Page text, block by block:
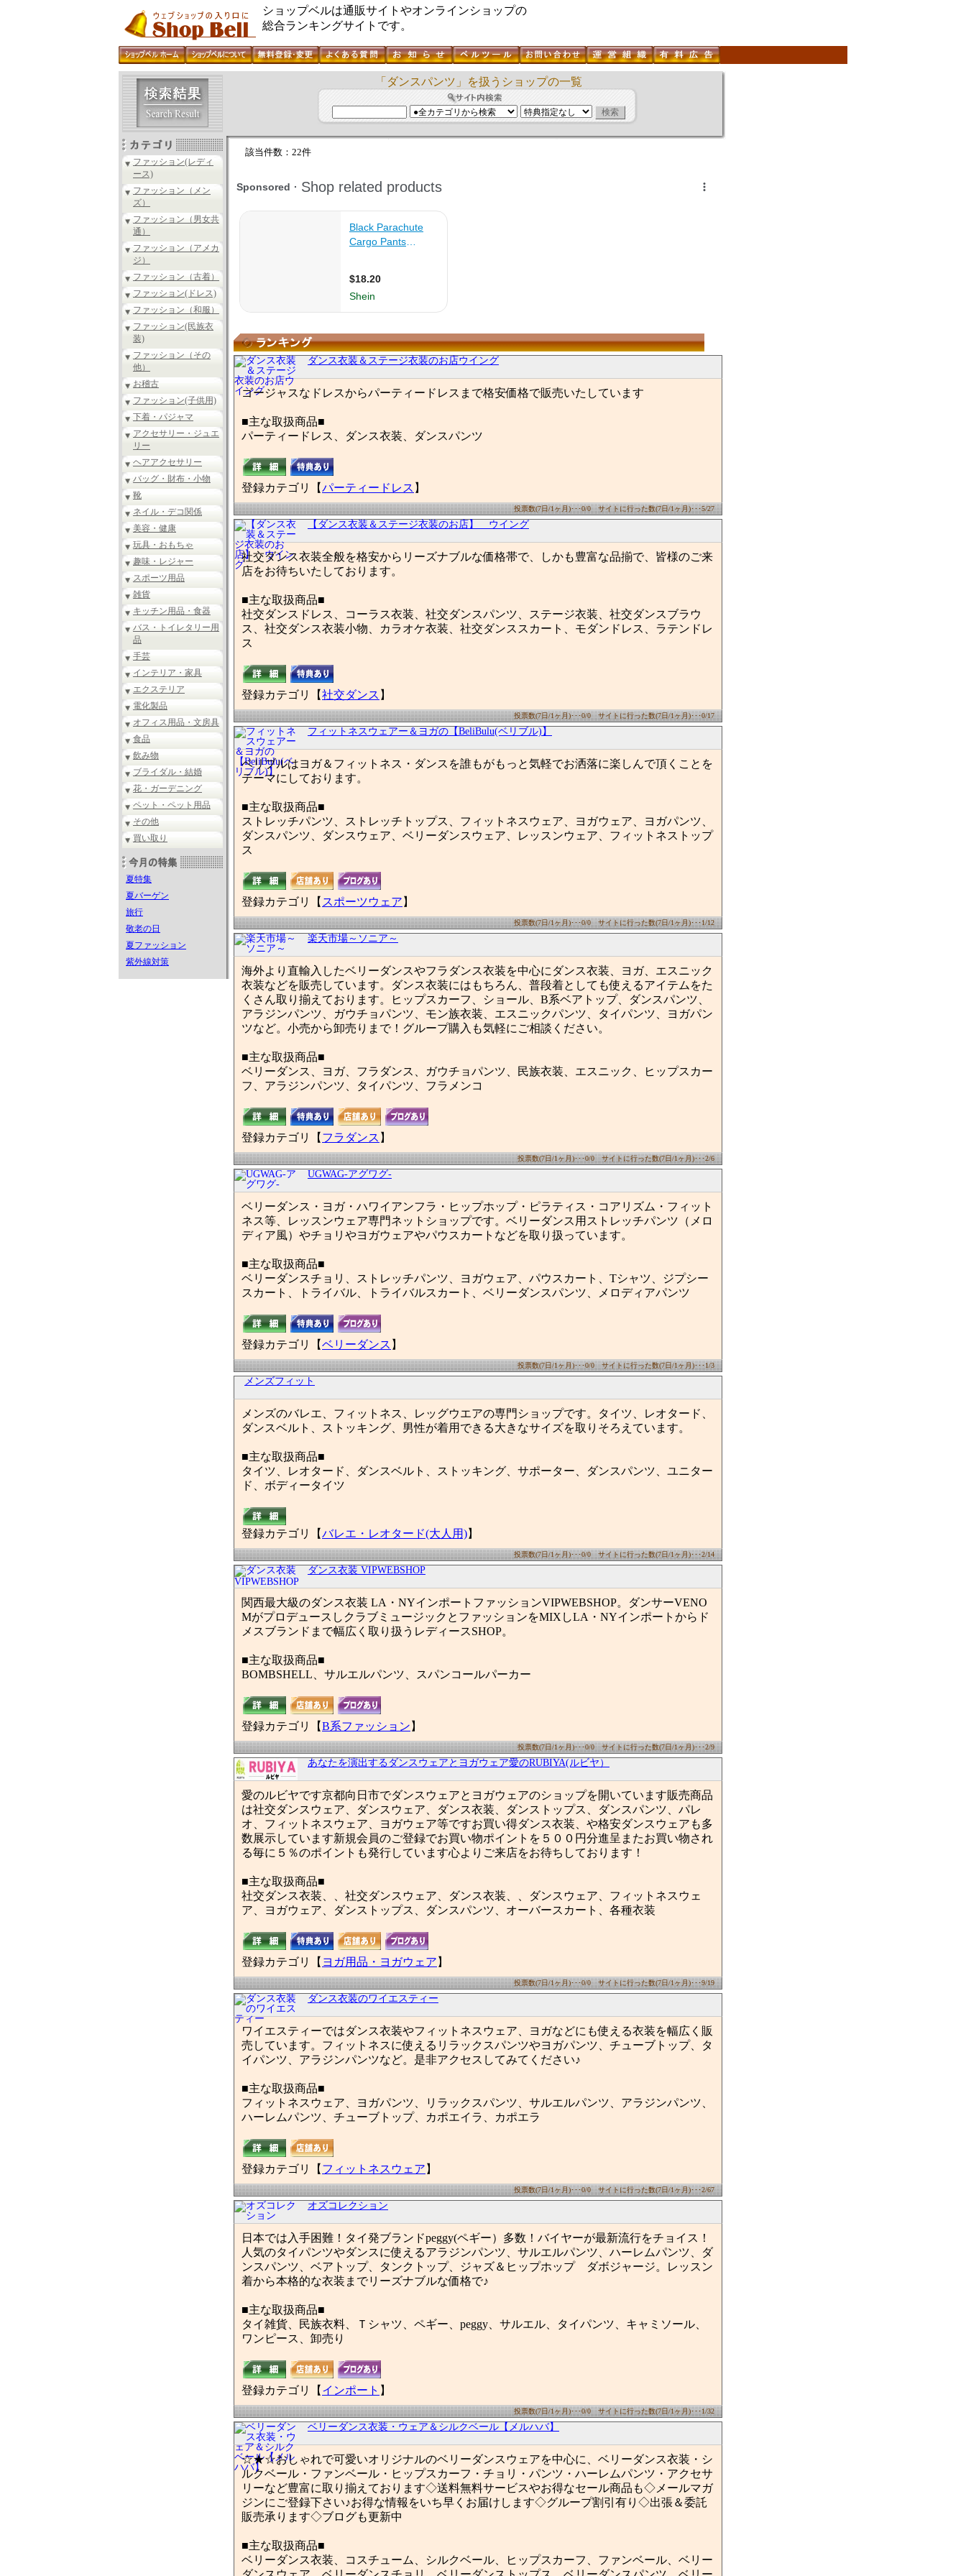
ショップベルは通販サイトやオンラインショップの
総合ランキングサイトです。
ファッション(レディ
ース)
ファッション（メン
ズ）
ファッション（男女共
通）
ファッション（アメカ
ジ）
ファッション（古着）
ファッション(ドレス)
ファッション（和服）
ファッション(民族衣
装)
ファッション（その
他）
お稽古
ファッション(子供用)
下着・パジャマ
アクセサリー・ジュエ
リー
ヘアアクセサリー
バッグ・財布・小物
靴
ネイル・デコ関係
美容・健康
玩具・おもちゃ
趣味・レジャー
スポーツ用品
雑貨
キッチン用品・食器
バス・トイレタリー用
品
手芸
インテリア・家具
エクステリア
電化製品
オフィス用品・文房具
食品
飲み物
ブライダル・結婚
花・ガーデニング
ペット・ペット用品
その他
買い取り
夏特集
夏バーゲン
旅行
敬老の日
夏ファッション
紫外線対策
「ダンスパンツ」を扱うショップの一覧
該当件数：22件
ダンス衣装＆ステージ衣装のお店ウイング
ゴージャスなドレスからパーティードレスまで格安価格で販売いたしています
■主な取扱商品■
パーティードレス、ダンス衣装、ダンスパンツ
登録カテゴリ【パーティードレス 】
投票数(7日/1ヶ月)･･･0/0 サイトに行った数(7日/1ヶ月)･･･5/27
【ダンス衣装＆ステージ衣装のお店】 ウイング
社交ダンス衣装全般を格安からリーズナブルな価格帯で、しかも豊富な品揃で、皆様のご来
店をお待ちいたしております。
■主な取扱商品■
社交ダンスドレス、コーラス衣装、社交ダンスパンツ、ステージ衣装、社交ダンスブラウ
ス、社交ダンス衣装小物、カラオケ衣装、社交ダンススカート、モダンドレス、ラテンドレ
ス
登録カテゴリ【社交ダンス 】
投票数(7日/1ヶ月)･･･0/0 サイトに行った数(7日/1ヶ月)･･･0/17
フィットネスウェアー＆ヨガの【BeliBulu(ベリブル)】
ベリブルはヨガ＆フィットネス・ダンスを誰もがもっと気軽でお洒落に楽しんで頂くことを
テーマにしております。
■主な取扱商品■
ストレッチパンツ、ストレッチトップス、フィットネスウェア、ヨガウェア、ヨガパンツ、
ダンスパンツ、ダンスウェア、ベリーダンスウェア、レッスンウェア、フィットネストップ
ス
登録カテゴリ【 スポーツウェア 】
投票数(7日/1ヶ月)･･･0/0 サイトに行った数(7日/1ヶ月)･･･1/12
楽天市場～ソニア～
海外より直輸入したベリーダンスやフラダンス衣装を中心にダンス衣装、ヨガ、エスニック
衣装などを販売しています。ダンス衣装にはもちろん、普段着としても使えるアイテムをた
くさん取り揃えております。ヒップスカーフ、ショール、B系ベアトップ、ダンスパンツ、
アラジンパンツ、ガウチョパンツ、モン族衣装、エスニックパンツ、タイパンツ、ヨガパン
ツなど。小売から卸売りまで！グループ購入も気軽にご相談ください。
■主な取扱商品■
ベリーダンス、ヨガ、フラダンス、ガウチョパンツ、民族衣装、エスニック、ヒップスカー
フ、アラジンパンツ、タイパンツ、フラメンコ
登録カテゴリ【 フラダンス 】
投票数(7日/1ヶ月)･･･0/0 サイトに行った数(7日/1ヶ月)･･･2/6
UGWAG-アグワグ-
ベリーダンス・ヨガ・ハワイアンフラ・ヒップホップ・ピラティス・コアリズム・フィット
ネス等、レッスンウェア専門ネットショップです。ベリーダンス用ストレッチパンツ（メロ
ディア風）やチョリやヨガウェアやパウスカートなどを取り扱っています。
■主な取扱商品■
ベリーダンスチョリ、ストレッチパンツ、ヨガウェア、パウスカート、Tシャツ、ジプシー
スカート、トライバル、トライバルスカート、ベリーダンスパンツ、メロディアパンツ
登録カテゴリ【ベリーダンス 】
投票数(7日/1ヶ月)･･･0/0 サイトに行った数(7日/1ヶ月)･･･1/3
メンズフィット
メンズのバレエ、フィットネス、レッグウエアの専門ショップです。タイツ、レオタード、
ダンスベルト、ストッキング、男性が着用できる大きなサイズを取りそろえています。
■主な取扱商品■
タイツ、レオタード、ダンスベルト、ストッキング、サポーター、ダンスパンツ、ユニター
ド、ボディータイツ
登録カテゴリ【バレエ・レオタード(大人用)】
投票数(7日/1ヶ月)･･･0/0 サイトに行った数(7日/1ヶ月)･･･2/14
ダンス衣装 VIPWEBSHOP
関西最大級のダンス衣装 LA・NYインポートファッションVIPWEBSHOP。ダンサーVENO
MがプロデュースしクラブミュージックとファッションをMIXしLA・NYインポートからド
メスブランドまで幅広く取り扱うレディースSHOP。
■主な取扱商品■
BOMBSHELL、サルエルパンツ、スパンコールパーカー
登録カテゴリ【B系ファッション 】
投票数(7日/1ヶ月)･･･0/0 サイトに行った数(7日/1ヶ月)･･･2/9
あなたを演出するダンスウェアとヨガウェア愛のRUBIYA(ルビヤ）
愛のルビヤです京都向日市でダンスウェアとヨガウェアのショップを開いています販売商品
は社交ダンスウェア、ダンスウェア、ダンス衣装、ダンストップス、ダンスパンツ、パレ
オ、フィットネスウェア、ヨガウェア等ですお買い得ダンス衣装、や格安ダンスウェアも多
数展示しています新規会員のご登録でお買い物ポイントを５００円分進呈またお買い物され
る毎に５％のポイントも発行しています心よりご来店をお待ちしております！
■主な取扱商品■
社交ダンス衣装、、社交ダンスウェア、ダンス衣装、、ダンスウェア、フィットネスウェ
ア、ヨガウェア、ダンストップス、ダンスパンツ、オーバースカート、各種衣装
登録カテゴリ【 ヨガ用品・ヨガウェア 】
投票数(7日/1ヶ月)･･･0/0 サイトに行った数(7日/1ヶ月)･･･9/19
ダンス衣装のワイエスティー
ワイエスティーではダンス衣装やフィットネスウェア、ヨガなどにも使える衣装を幅広く販
売しています。フィットネスに使えるリラックスパンツやヨガパンツ、チューブトップ、タ
イパンツ、アラジンパンツなど。是非アクセスしてみてください♪
■主な取扱商品■
フィットネスウェア、ヨガパンツ、リラックスパンツ、サルエルパンツ、アラジンパンツ、
ハーレムパンツ、チューブトップ、カポエイラ、カポエラ
登録カテゴリ【 フィットネスウェア 】
投票数(7日/1ヶ月)･･･0/0 サイトに行った数(7日/1ヶ月)･･･2/67
オズコレクション
日本では入手困難！タイ発ブランドpeggy(ペギー）多数！バイヤーが最新流行をチョイス！
人気のタイパンツやダンスに使えるアラジンパンツ、サルエルパンツ、ハーレムパンツ、ダ
ンスパンツ、ベアトップ、タンクトップ、ジャズ＆ヒップホップ ダボジャージ。レッスン
着から本格的な衣装までリーズナブルな価格で♪
■主な取扱商品■
タイ雑貨、民族衣料、Ｔシャツ、ペギー、peggy、サルエル、タイパンツ、キャミソール、
ワンピース、卸売り
登録カテゴリ【 インポート 】
投票数(7日/1ヶ月)･･･0/0 サイトに行った数(7日/1ヶ月)･･･1/32
ベリーダンス衣装・ウェア＆シルクベール【メルハバ】
☆★☆おしゃれで可愛いオリジナルのベリーダンスウェアを中心に、ベリーダンス衣装・シ
ルクベール・ファンベール・ヒップスカーフ・チョリ・パンツ・ハーレムパンツ・アクセサ
リーなど豊富に取り揃えております◇送料無料サービスやお得なセール商品も◇メールマガ
ジンにご登録下さい♪お得な情報をいち早くお届けします◇グループ割引有り◇出張＆委託
販売承ります◇ブログも更新中
■主な取扱商品■
ベリーダンス衣装、コスチューム、シルクベール、ヒップスカーフ、ファンベール、ベリー